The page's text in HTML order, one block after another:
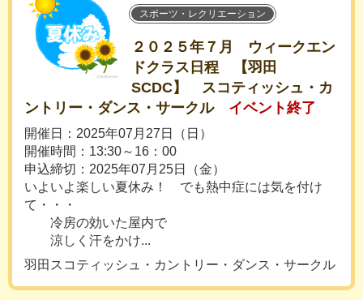
スポーツ・レクリエーション
２０２５年７月 ウィークエン
ドクラス日程 【羽田
SCDC】 スコティッシュ・カ
ントリー・ダンス・サークル
イベント終了
開催日：2025年07月27日（日）
開催時間：13:30～16：00
申込締切：2025年07月25日（金）
いよいよ楽しい夏休み！ でも熱中症には気を付け
て・・・
冷房の効いた屋内で
涼しく汗をかけ...
羽田スコティッシュ・カントリー・ダンス・サークル